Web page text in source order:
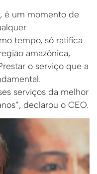
é um momento de
tempo, só ratifica
amazônica,
o serviço que a
serviços da melhor
declarou o CEO.